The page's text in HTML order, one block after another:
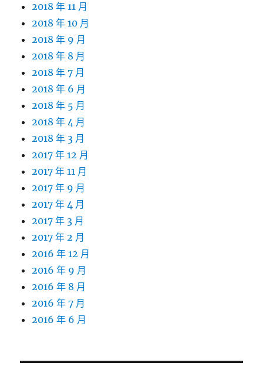
2018 年 11 月
2018 年 10 月
2018 年 9 月
2018 年 8 月
2018 年 7 月
2018 年 6 月
2018 年 5 月
2018 年 4 月
2018 年 3 月
2017 年 12 月
2017 年 11 月
2017 年 9 月
2017 年 4 月
2017 年 3 月
2017 年 2 月
2016 年 12 月
2016 年 9 月
2016 年 8 月
2016 年 7 月
2016 年 6 月